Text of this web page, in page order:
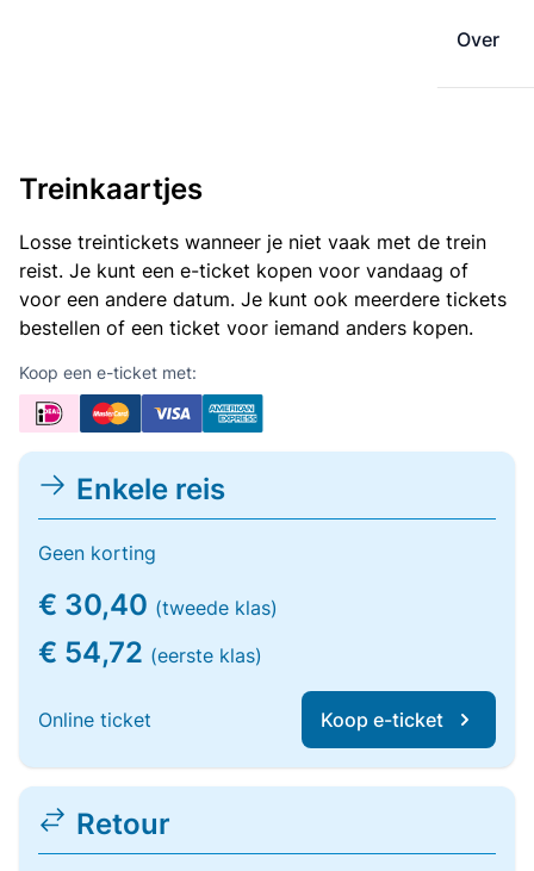
Over
Treinkaartjes
Losse treintickets wanneer je niet vaak met de trein
reist. Je kunt een e-ticket kopen voor vandaag of
voor een andere datum. Je kunt ook meerdere tickets
bestellen of een ticket voor iemand anders kopen.
Koop een e-ticket met:
Enkele reis
Geen korting
€ 30,40 (tweede klas)
€ 54,72 (eerste klas)
Online ticket Koop e-ticket
Retour